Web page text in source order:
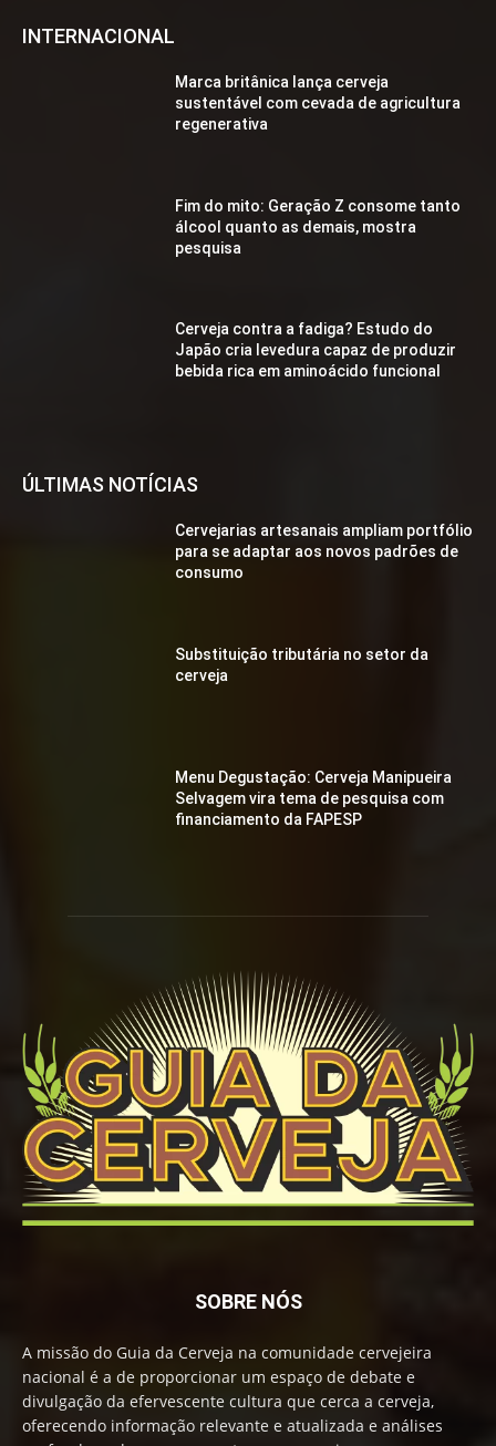
INTERNACIONAL
Marca britânica lança cerveja
sustentável com cevada de agricultura
regenerativa
Fim do mito: Geração Z consome tanto
álcool quanto as demais, mostra
pesquisa
Cerveja contra a fadiga? Estudo do
Japão cria levedura capaz de produzir
bebida rica em aminoácido funcional
ÚLTIMAS NOTÍCIAS
Cervejarias artesanais ampliam portfólio
para se adaptar aos novos padrões de
consumo
Substituição tributária no setor da
cerveja
Menu Degustação: Cerveja Manipueira
Selvagem vira tema de pesquisa com
financiamento da FAPESP
SOBRE NÓS
A missão do Guia da Cerveja na comunidade cervejeira
nacional é a de proporcionar um espaço de debate e
divulgação da efervescente cultura que cerca a cerveja,
oferecendo informação relevante e atualizada e análises